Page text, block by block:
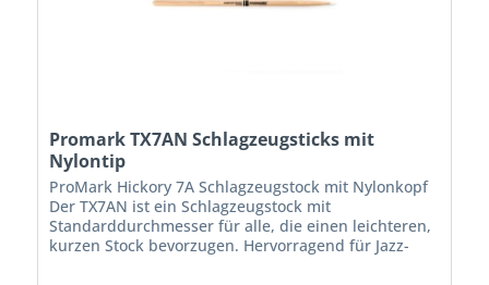
Promark TX7AN Schlagzeugsticks mit
Nylontip
ProMark Hickory 7A Schlagzeugstock mit Nylonkopf
Der TX7AN ist ein Schlagzeugstock mit
Standarddurchmesser für alle, die einen leichteren,
kurzen Stock bevorzugen. Hervorragend für Jazz-